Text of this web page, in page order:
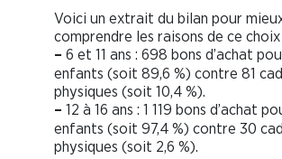
Voici un extrait du bilan pour
comprendre les raisons de ce choix
– 6 et 11 ans : 698 bons d’achat
enfants (soit 89,6 %) contre 81
physiques (soit 10,4 %).
– 12 à 16 ans : 1 119 bons d’achat
enfants (soit 97,4 %) contre 30
physiques (soit 2,6 %).